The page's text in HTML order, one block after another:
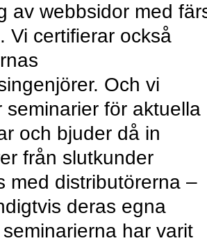
av webbsidor med
Vi certiﬁerar också
Och vi
seminarier för aktuella
och bjuder då in
från slutkunder
med distributörerna –
deras egna
har varit